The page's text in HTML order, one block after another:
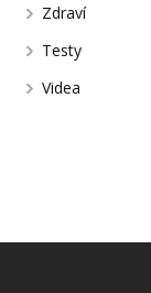
Zdraví
Testy
Videa